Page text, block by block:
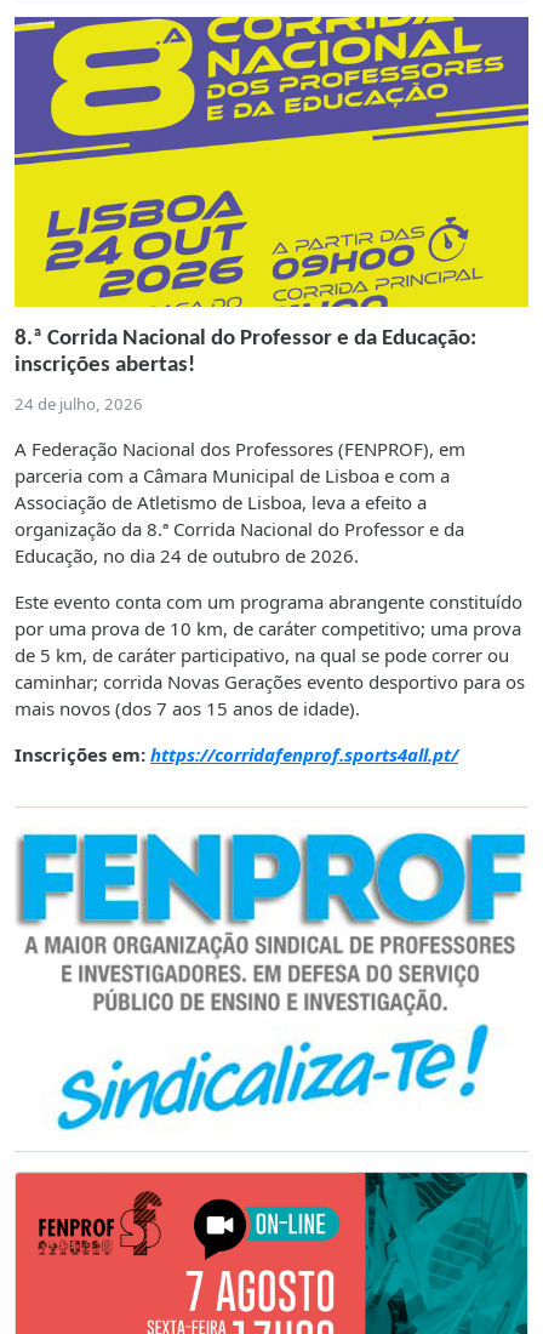
8.ª Corrida Nacional do Professor e da Educação:
inscrições abertas!
24 de julho, 2026
A Federação Nacional dos Professores (FENPROF), em
parceria com a Câmara Municipal de Lisboa e com a
Associação de Atletismo de Lisboa, leva a efeito a
organização da 8.ª Corrida Nacional do Professor e da
Educação, no dia 24 de outubro de 2026.
Este evento conta com um programa abrangente constituído
por uma prova de 10 km, de caráter competitivo; uma prova
de 5 km, de caráter participativo, na qual se pode correr ou
caminhar; corrida Novas Gerações evento desportivo para os
mais novos (dos 7 aos 15 anos de idade).
Inscrições em: https://corridafenprof.sports4all.pt/